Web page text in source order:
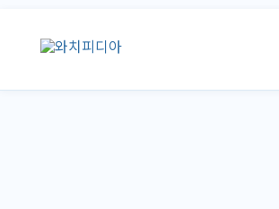
로